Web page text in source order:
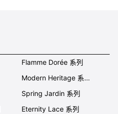
Flamme Dorée 系列
Modern Heritage 系列
Spring Jardin 系列
Eternity Lace 系列